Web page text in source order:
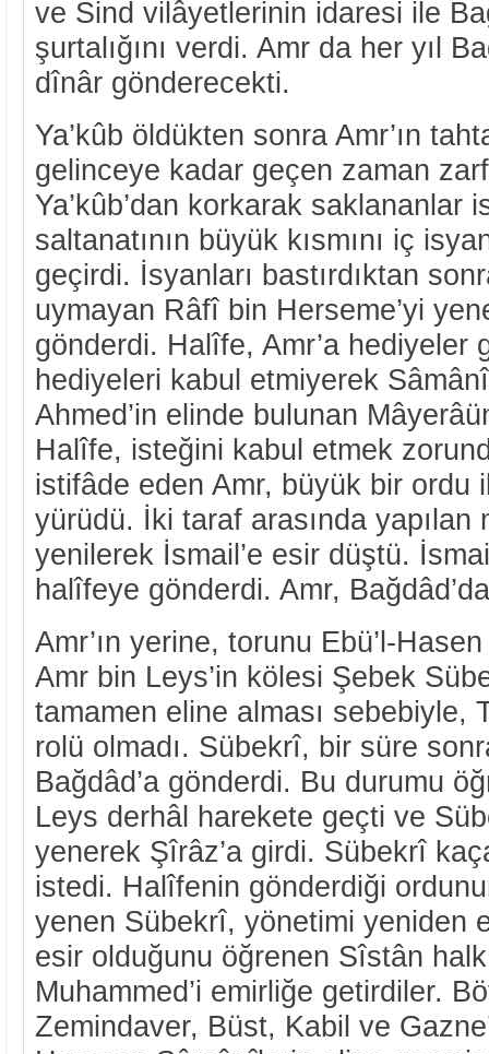
ve Sind vilâyetlerinin idaresi ile
şurtalığını verdi. Amr da her yıl
dînâr gönderecekti.
Ya’kûb öldükten sonra Amr’ın
gelinceye kadar geçen zaman
Ya’kûb’dan korkarak saklananlar
saltanatının büyük kısmını iç
geçirdi. İsyanları bastırdıktan
uymayan Râfî bin Herseme’yi
gönderdi. Halîfe, Amr’a hediyeler
hediyeleri kabul etmiyerek
Ahmed’in elinde bulunan
Halîfe, isteğini kabul etmek
istifâde eden Amr, büyük bir ordu
yürüdü. İki taraf arasında yapılan
yenilerek İsmail’e esir düştü.
halîfeye gönderdi. Amr,
Amr’ın yerine, torunu Ebü’l-
Amr bin Leys’in kölesi Şebek
tamamen eline alması sebebiyle,
rolü olmadı. Sübekrî, bir süre
Bağdâd’a gönderdi. Bu durumu
Leys derhâl harekete geçti ve
yenerek Şîrâz’a girdi. Sübekrî
istedi. Halîfenin gönderdiği
yenen Sübekrî, yönetimi yeniden
esir olduğunu öğrenen Sîstân
Muhammed’i emirliğe getirdiler.
Zemindaver, Büst, Kabil ve